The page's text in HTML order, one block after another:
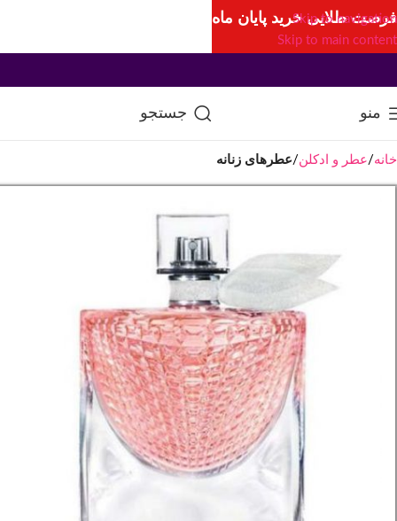
Skip to navigation
Skip to main content
منو جستجو
خانه عطر و ادکلن عطرهای زنانه
فرصت طلایی خرید پایان ماه